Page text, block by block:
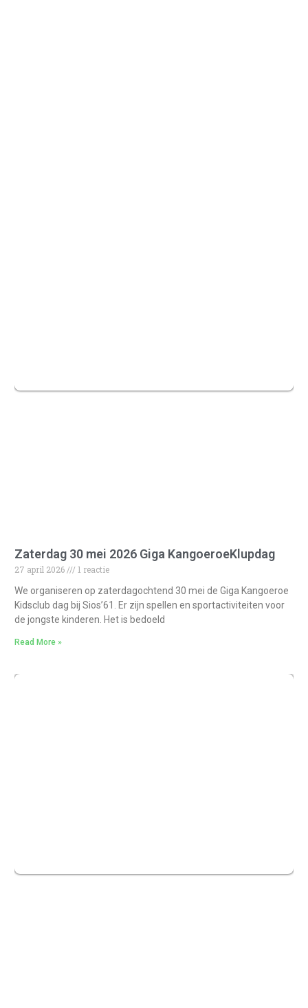
Zaterdag 30 mei 2026 Giga KangoeroeKlupdag
27 april 2026
1 reactie
We organiseren op zaterdagochtend 30 mei de Giga Kangoeroe
Kidsclub dag bij Sios’61. Er zijn spellen en sportactiviteiten voor
de jongste kinderen. Het is bedoeld
Read More »